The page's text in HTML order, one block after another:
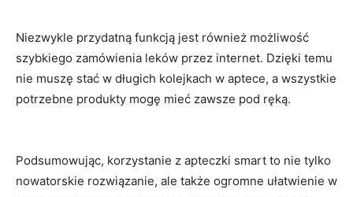
Niezwykle‌ przydatną funkcją ⁣jest​ również możliwość
⁢szybkiego ⁣zamówienia leków⁤ przez internet. Dzięki temu
nie muszę stać w długich ‍kolejkach ‍w aptece, a wszystkie
potrzebne ‍produkty mogę mieć zawsze pod ręką.
Podsumowując, korzystanie z apteczki smart to nie tylko
nowatorskie rozwiązanie, ale ⁤także ⁤ogromne⁤ ułatwienie w